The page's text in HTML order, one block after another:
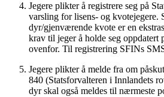
Jegere plikter å registrere seg på
varsling for lisens- og kvotejegere.
dyr/gjenværende kvote er en
krav til jeger å holde seg oppdatert
ovenfor. Til registrering SFINs
Jegere plikter å melde fra om
840 (Statsforvalteren i Innlandets
dyr skal også meldes til nærmeste